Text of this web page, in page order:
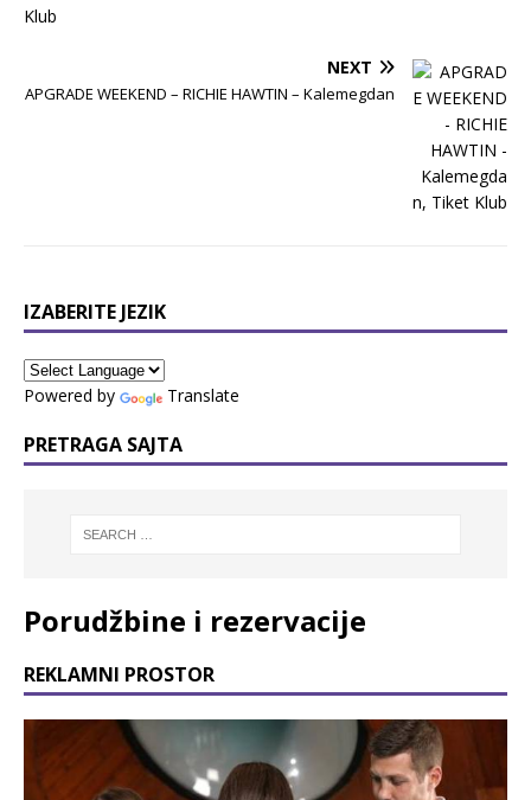
NEXT
APGRADE WEEKEND – RICHIE HAWTIN – Kalemegdan
IZABERITE JEZIK
Powered by Translate
PRETRAGA SAJTA
Porudžbine i rezervacije
REKLAMNI PROSTOR